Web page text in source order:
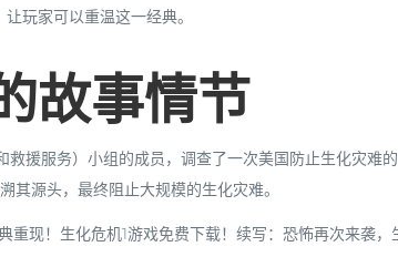
玩家可以重温这一经典。
故事情节
救援服务）小组的成员，调查了一次美国防止生化灾难
其源头，最终阻止大规模的生化灾难。